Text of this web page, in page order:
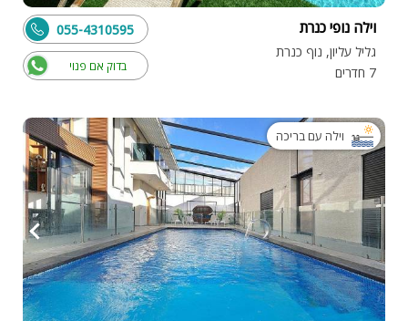
וילה נופי כנרת
גליל עליון, נוף כנרת
7 חדרים
בדוק אם פנוי
055-4310595
וילה עם בריכה